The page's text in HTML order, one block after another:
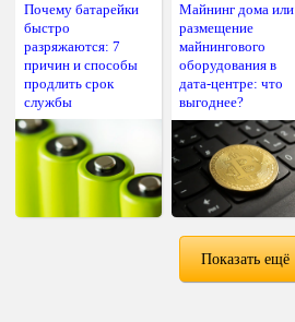
Почему батарейки
быстро
разряжаются: 7
причин и способы
продлить срок
службы
Майнинг дома или
размещение
майнингового
оборудования в
дата-центре: что
выгоднее?
Показать ещё